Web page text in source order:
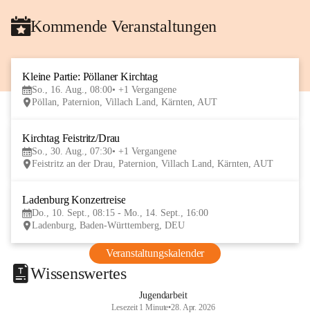
Kommende Veranstaltungen
Kleine Partie: Pöllaner Kirchtag
So., 16. Aug., 08:00 +1 Vergangene
Pöllan, Paternion, Villach Land, Kärnten, AUT
Kirchtag Feistritz/Drau
So., 30. Aug., 07:30 +1 Vergangene
Feistritz an der Drau, Paternion, Villach Land, Kärnten, AUT
Ladenburg Konzertreise
Do., 10. Sept., 08:15 - Mo., 14. Sept., 16:00
Ladenburg, Baden-Württemberg, DEU
Veranstaltungskalender
Wissenswertes
Jugendarbeit
Lesezeit 1 Minute•28. Apr. 2026